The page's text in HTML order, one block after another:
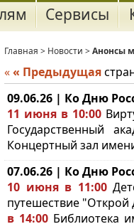
Сервисы
Главная > Новости >Анонсы
«« Предыдущая
09.06.26 | Ко Дню
11 июня в 10:00
Государственный
Концертный зал
07.06.26 | Ко Дню
10 июня в 11:00
путешествие "Открой
в 14:00 Библиотека